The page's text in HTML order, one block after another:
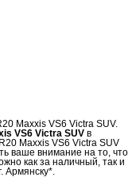
Maxxis VS6 Victra SUV.
VS6 Victra SUV в
Maxxis VS6 Victra SUV
ваше внимание на то, что
как за наличный, так и
Армянску*.